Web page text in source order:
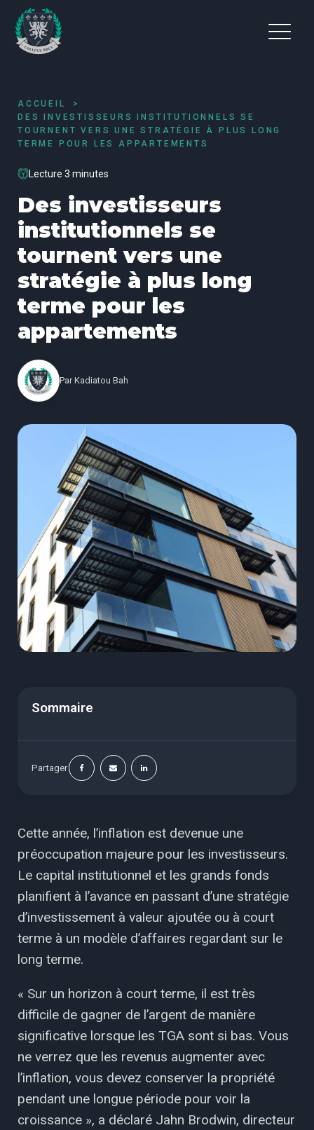
ACCUEIL
DES INVESTISSEURS INSTITUTIONNELS SE
TOURNENT VERS UNE STRATÉGIE À PLUS LONG
TERME POUR LES APPARTEMENTS
Lecture 3 minutes
Des investisseurs
institutionnels se
tournent vers une
stratégie à plus long
terme pour les
appartements
Par Kadiatou Bah
Sommaire
Partager
Cette année, l’inflation est devenue une
préoccupation majeure pour les investisseurs.
Le capital institutionnel et les grands fonds
planifient à l’avance en passant d’une stratégie
d’investissement à valeur ajoutée ou à court
terme à un modèle d’affaires regardant sur le
long terme.
« Sur un horizon à court terme, il est très
difficile de gagner de l’argent de manière
significative lorsque les TGA sont si bas. Vous
ne verrez que les revenus augmenter avec
l’inflation, vous devez conserver la propriété
pendant une longue période pour voir la
croissance », a déclaré Jahn Brodwin, directeur